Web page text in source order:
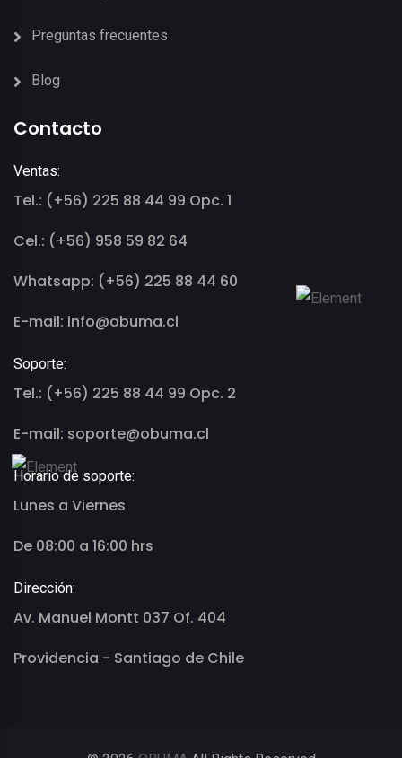
Preguntas frecuentes
Blog
Contacto
Ventas:
Tel.: (+56) 225 88 44 99 Opc. 1
Cel.: (+56) 958 59 82 64
Whatsapp: (+56) 225 88 44 60
E-mail: info@obuma.cl
Soporte:
Tel.: (+56) 225 88 44 99 Opc. 2
E-mail: soporte@obuma.cl
Horario de soporte:
Lunes a Viernes
De 08:00 a 16:00 hrs
Dirección:
Av. Manuel Montt 037 Of. 404
Providencia - Santiago de Chile